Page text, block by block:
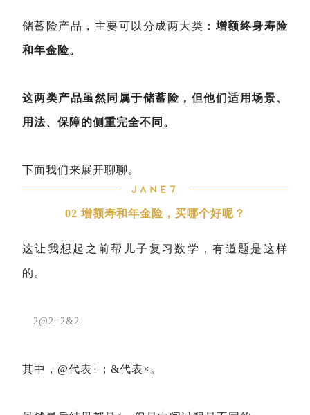
储蓄险产品，主要可以分成两大类： 增额终身寿险
和年金险。
这两类产品虽然同属于储蓄险，但他们适用场景、
用法、保障的侧重完全不同。
下面我们来展开聊聊。
02 增额寿和年金险，买哪个好呢？
这让我想起之前帮儿子复习数学，有道题是这样
的。
2@2=2&2
其中，@代表+；&代表×。